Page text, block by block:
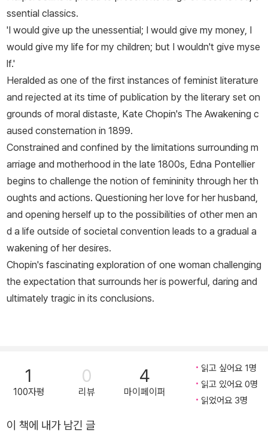
로 돌아갔지만 1885년 어머니마저 세상을 떠나고, 연이은 불행에 우
울증을 앓는다. 쇼팽은 이때부터 본격적인 글쓰기를 시작한다. 잡지
및 지역 신문에 단편소설이나 동화 등을 발표하다가, 첫 장편소설 『잘
못』(1890) 출간을 시작으로 첫 번째 단편집 『바이유 사람들』(189
4), 두 번째 단편집 『아카디의 밤』(1897), 『각성』(1899)에 이르기
까지 약 15년 동안 두 편의 장편소설과 100편이 넘는 단편소설을 썼
다. 특히 그의 대표작 『각성』은 당시 부도덕한 여성상을 그렸다는 이
유로 수많은 평론가의 혹평과 독자의 항의로 절판되었다가, 1960년
대 후반이 되어서야 재발견되어 페미니즘 고전으로 새로운 빛을 보게
되었다.
ssential classics.
'I would give up the unessential; I would give my money, I
would give my life for my children; but I wouldn't give myse
lf.'
Heralded as one of the first instances of feminist literature
and rejected at its time of publication by the literary set on
grounds of moral distaste, Kate Chopin's The Awakening c
aused consternation in 1899.
Constrained and confined by the limitations surrounding m
arriage and motherhood in the late 1800s, Edna Pontellier
begins to challenge the notion of femininity through her th
oughts and actions. Questioning her love for her husband,
and opening herself up to the possibilities of other men an
d a life outside of societal convention leads to a gradual a
wakening of her desires.
Chopin's fascinating exploration of one woman challenging
the expectation that surrounds her is powerful, daring and
ultimately tragic in its conclusions.
1
100자평
0
리뷰
4
마이페이퍼
읽고 싶어요 1명
읽고 있어요 0명
읽었어요 3명
이 책에 내가 남긴 글